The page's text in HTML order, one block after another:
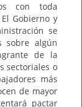
con toda
Gobierno y
se
sobre algún
de la
sectoriales o
más
de mayor
pactar